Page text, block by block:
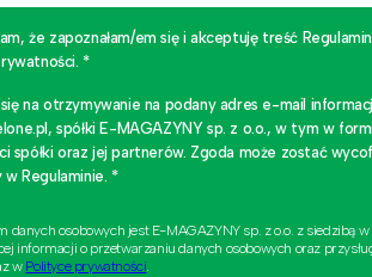
że zapoznałam/em się i akceptuję treść
*
na otrzymywanie na podany adres e-mail
spółki E-MAGAZYNY sp. z o.o., w tym w
spółki oraz jej partnerów. Zgoda może zostać
w Regulaminie. *
danych osobowych jest E-MAGAZYNY sp. z o.o. z siedzibą
informacji o przetwarzaniu danych osobowych oraz
w Polityce prywatności.